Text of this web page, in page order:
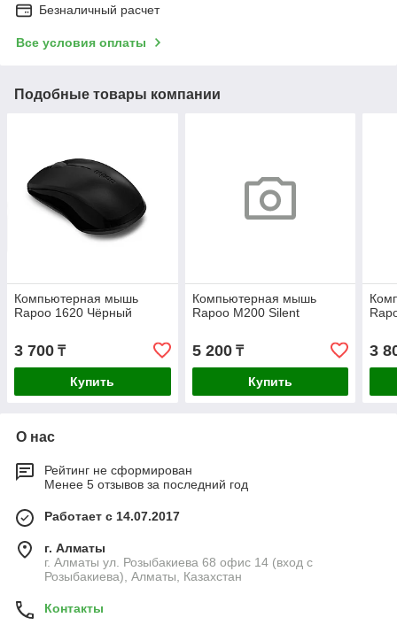
Безналичный расчет
Все условия оплаты
Подобные товары компании
Компьютерная мышь
Rapoo 1620 Чёрный
3 700 ₸
Купить
Компьютерная мышь
Rapoo M200 Silent
5 200₸
Купить
3
О нас
Рейтинг не сформирован
Менее 5 отзывов за последний год
Работает с 14.07.2017
г. Алматы
г. Алматы ул. Розыбакиева 68 офис 14 (вход с
Розыбакиева), Алматы, Казахстан
Контакты